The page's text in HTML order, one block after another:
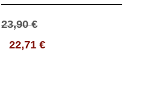
23,90€
22,71 €